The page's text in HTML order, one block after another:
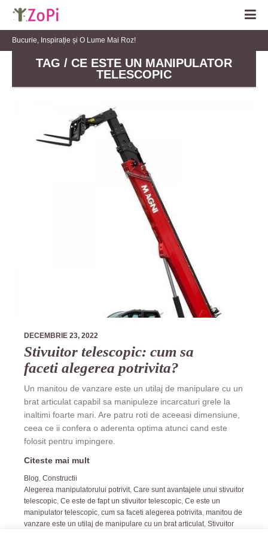
Bucurie, Inspirație și O Lume Mai Roz!
TAG / CE ESTE UN MANIPULATOR
TELESCOPIC
DECEMBRIE 23, 2022
Stivuitor telescopic: cum sa
faceti alegerea potrivita?
Un manitou de vanzare este un utilaj de manipulare cu un
brat articulat capabil sa manipuleze incarcaturi grele la
inaltimi foarte mari. Are patru roti de aceeasi dimensiune,
ceea ce ii confera o aderenta optima atunci cand este
folosit pentru impingere.
Citeste mai mult
Blog Constructii
Alegerea manipulatorului potrivit Care sunt avantajele unui stivuitor
telescopic Ce este de fapt un stivuitor telescopic Ce este un
manipulator telescopic cum sa faceti alegerea potrivita manitou de
vanzare este un utilaj de manipulare cu un brat articulat Stivuitor